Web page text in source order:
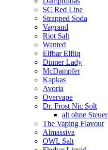
SC Red Line
Strapped Soda
Vagrand
Riot Salt
Wanted
Elfbar Elfliq
Dinner Lady
McDampfer
Kapkas
Avoria
Overvape
Dr. Frost Nic Solt
alt ohne Steuer
The Vaping Flavour
Almassiva
OWL Salt